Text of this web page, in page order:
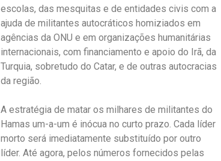
escolas, das mesquitas e de entidades civis com a
ajuda de militantes autocráticos homiziados em
agências da ONU e em organizações humanitárias
internacionais, com financiamento e apoio do Irã, da
Turquia, sobretudo do Catar, e de outras autocracias
da região.
A estratégia de matar os milhares de militantes do
Hamas um-a-um é inócua no curto prazo. Cada líder
morto será imediatamente substituído por outro
líder. Até agora, pelos números fornecidos pelas